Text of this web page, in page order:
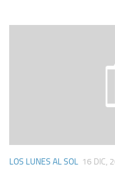
LOS LUNES AL SOL 16 DIC,